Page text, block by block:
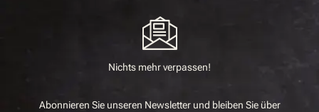
Nichts mehr verpassen!
Abonnieren Sie unseren Newsletter und bleiben Sie über